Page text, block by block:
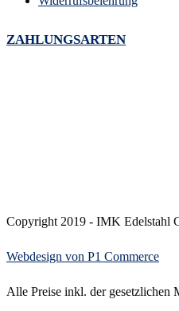
ZAHLUNGSARTEN
Copyright 2019 - IMK Edelstahl
Webdesign von P1 Commerce
Alle Preise inkl. der gesetzlichen